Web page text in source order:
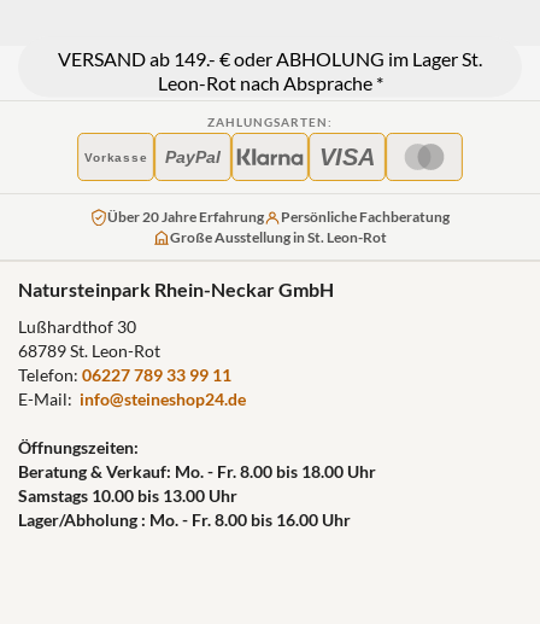
VERSAND ab 149.- € oder ABHOLUNG im Lager St.
Leon-Rot nach Absprache *
ZAHLUNGSARTEN:
Vorkasse PayPal VISA
Über 20 Jahre Erfahrung
Persönliche Fachberatung
Große Ausstellung in St. Leon-Rot
Natursteinpark Rhein-Neckar GmbH
Lußhardthof 30
68789 St. Leon-Rot
Telefon: 06227 789 33 99 11
E-Mail: info@steineshop24.de
Öffnungszeiten:
Beratung & Verkauf: Mo. - Fr. 8.00 bis 18.00 Uhr
Samstags 10.00 bis 13.00 Uhr
Lager/Abholung : Mo. - Fr. 8.00 bis 16.00 Uhr